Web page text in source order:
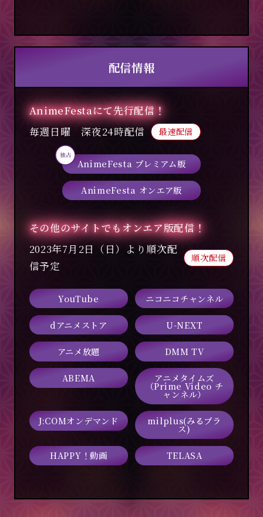
商品情報
配信情報
AnimeFestaにて先行配信！
毎週日曜 深夜24時配信
最速配信
AnimeFesta プレミアム版
AnimeFesta オンエア版
その他のサイトでもオンエア版配信！
2023年7月2日（日）より順次配
信予定
順次配信
YouTube ニコニコチャンネル
dアニメストア U-NEXT
アニメ放題 DMM TV
ABEMA アニメタイムズ
（Prime Video チ
ャンネル）
J:COMオンデマンド milplus(みるプラ
ス)
HAPPY！動画 TELASA